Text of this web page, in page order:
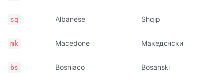
sq Albanese Shqip
mk Macedone Македонски
bs Bosniaco Bosanski